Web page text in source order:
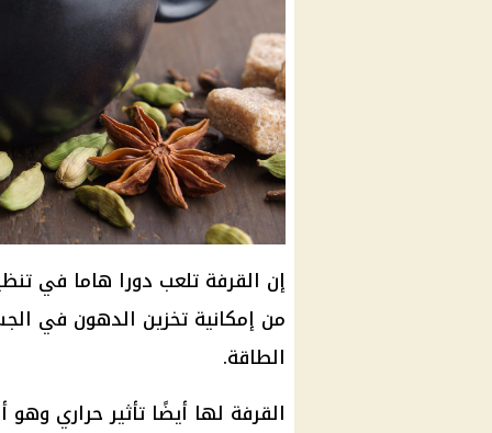
إن القرفة تلعب دورا هاما في
من إمكانية تخزين الدهون في
الطاقة.
القرفة لها أيضًا تأثير حراري